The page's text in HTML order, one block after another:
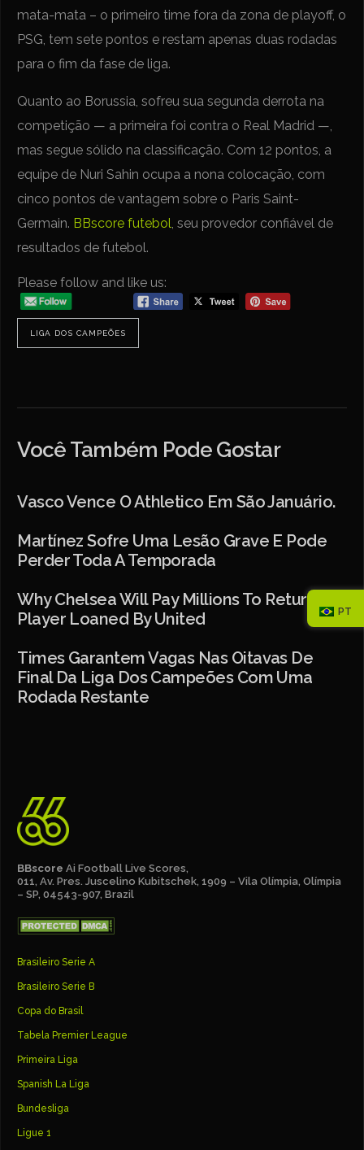
mata-mata – o primeiro time fora da zona de playoff, o
PSG, tem sete pontos e restam apenas duas rodadas
para o fim da fase de liga.
Quanto ao Borussia, sofreu sua segunda derrota na
competição — a primeira foi contra o Real Madrid —,
mas segue sólido na classificação. Com 12 pontos, a
equipe de Nuri Sahin ocupa a nona colocação, com
cinco pontos de vantagem sobre o Paris Saint-
Germain. BBscore futebol, seu provedor confiável de
resultados de futebol.
Please follow and like us:
LIGA DOS CAMPEÕES
Você Também Pode Gostar
Vasco Vence O Athletico Em São Januário.
Martínez Sofre Uma Lesão Grave E Pode
Perder Toda A Temporada
Why Chelsea Will Pay Millions To Return A
Player Loaned By United
Times Garantem Vagas Nas Oitavas De
Final Da Liga Dos Campeões Com Uma
Rodada Restante
BBscore Ai Football Live Scores,
011, Av. Pres. Juscelino Kubitschek, 1909 – Vila Olímpia, Olímpia
– SP, 04543-907, Brazil
Brasileiro Serie A
Brasileiro Serie B
Copa do Brasil
Tabela Premier League
Primeira Liga
Spanish La Liga
Bundesliga
Ligue 1
PT